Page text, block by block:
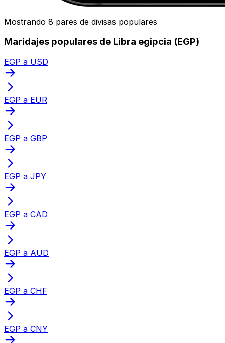
Mostrando 8 pares de divisas populares
Maridajes populares de Libra egipcia (EGP)
EGP a USD
EGP a EUR
EGP a GBP
EGP a JPY
EGP a CAD
EGP a AUD
EGP a CHF
EGP a CNY